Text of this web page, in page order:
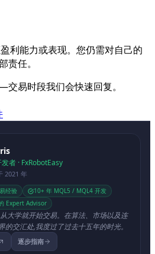
利能力或表现。您仍需对自己的
责任。
易时段我们会快速回复。
者 · FxRobotEasy
2021 年
经验
10+ 年 MQL5 / MQL4 开发
Expert Advisor
大学就开始交易。在算法、市场以及连
的交汇处,我度过了过去十五年的时光。
逐步指南